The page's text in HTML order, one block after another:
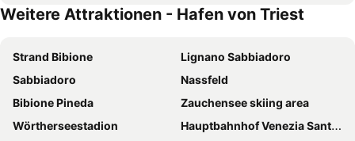
B&B HOTEL Trieste
The Modernist Hotel
Hotel Marina
Hotel Piran
Hotel Roma
Albergo Alla Posta
Dependences - San Simon Resort
Tivoli Portopiccolo Sistiana Wellness Resort & Spa
Hotel Haliaetum - San Simon Resort
Hotel Duchi Vis a Vis
Weitere Attraktionen - Hafen von Triest
Strand Bibione
Lignano Sabbiadoro
Sabbiadoro
Nassfeld
Bibione Pineda
Zauchensee skiing area
Wörtherseestadion
Hauptbahnhof Venezia Santa Lucia